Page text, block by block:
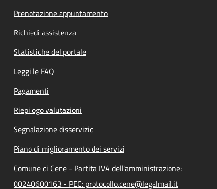
Prenotazione appuntamento
Richiedi assistenza
Statistiche del portale
Leggi le FAQ
Pagamenti
Riepilogo valutazioni
Segnalazione disservizio
Piano di miglioramento dei servizi
Comune di Cene - Partita IVA dell'amministrazione:
00240600163 - PEC: protocollo.cene@legalmail.it